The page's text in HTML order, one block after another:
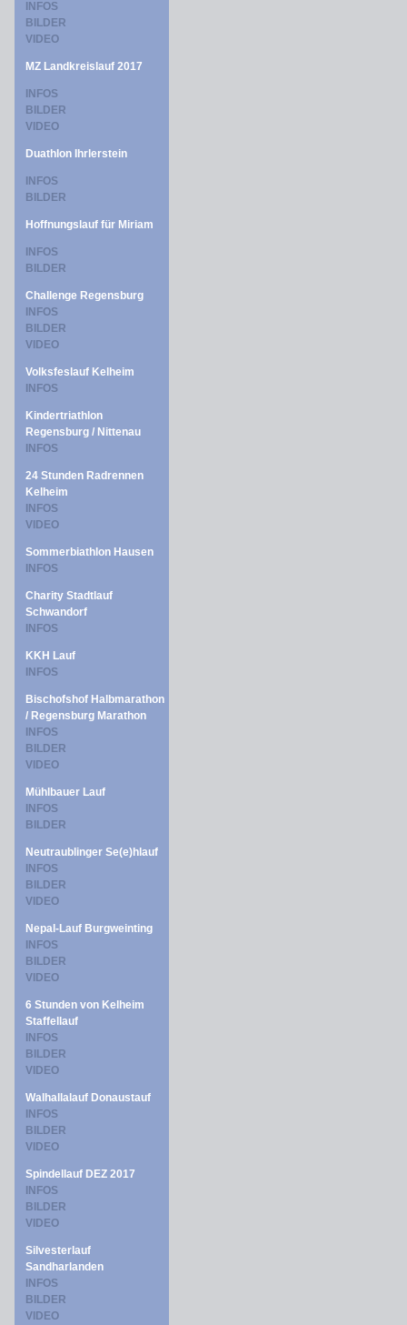
INFOS
BILDER
VIDEO
MZ Landkreislauf 2017
INFOS
BILDER
VIDEO
Duathlon Ihrlerstein
INFOS
BILDER
Hoffnungslauf für Miriam
INFOS
BILDER
Challenge Regensburg
INFOS
BILDER
VIDEO
Volksfeslauf Kelheim
INFOS
Kindertriathlon
Regensburg / Nittenau
INFOS
24 Stunden Radrennen
Kelheim
INFOS
VIDEO
Sommerbiathlon Hausen
INFOS
Charity Stadtlauf
Schwandorf
INFOS
KKH Lauf
INFOS
Bischofshof Halbmarathon
/ Regensburg Marathon
INFOS
BILDER
VIDEO
Mühlbauer Lauf
INFOS
BILDER
Neutraublinger Se(e)hlauf
INFOS
BILDER
VIDEO
Nepal-Lauf Burgweinting
INFOS
BILDER
VIDEO
6 Stunden von Kelheim
Staffellauf
INFOS
BILDER
VIDEO
Walhallalauf Donaustauf
INFOS
BILDER
VIDEO
Spindellauf DEZ 2017
INFOS
BILDER
VIDEO
Silvesterlauf
Sandharlanden
INFOS
BILDER
VIDEO